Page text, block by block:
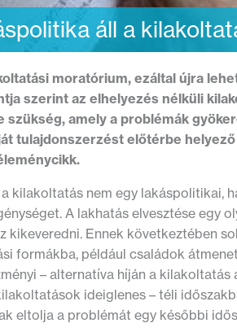
áll a
moratórium, ezáltal újra
szerint az elhelyezés nélküli
amely a problémák
tulajdonszerzést előtérbe
kilakoltatás nem egy lakáspolitikai,
A lakhatás elvesztése egy
kikeveredni. Ennek következtében
formákba, például családok
– alternatíva híján a
ideiglenes – téli
eltolja a problémát egy későbbi